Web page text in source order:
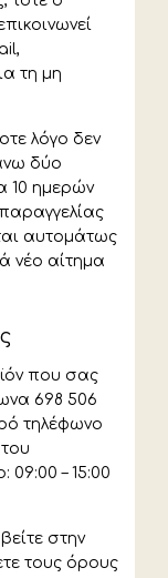
τη μη
λόγο δεν
δύο
10 ημερών
αυτομάτως
νέο αίτημα
που σας
698 506
τηλέφωνο
– 15:00
στην
τους όρους